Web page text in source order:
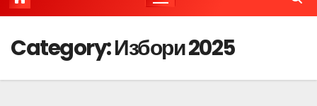
Category:Избори 2025